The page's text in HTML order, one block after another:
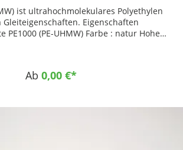
ist ultrahochmolekulares Polyethylen
Eigenschaften
(PE-UHMW) Farbe : natur Hohe
Eigenschaften Keine
Ab 0,00 €*